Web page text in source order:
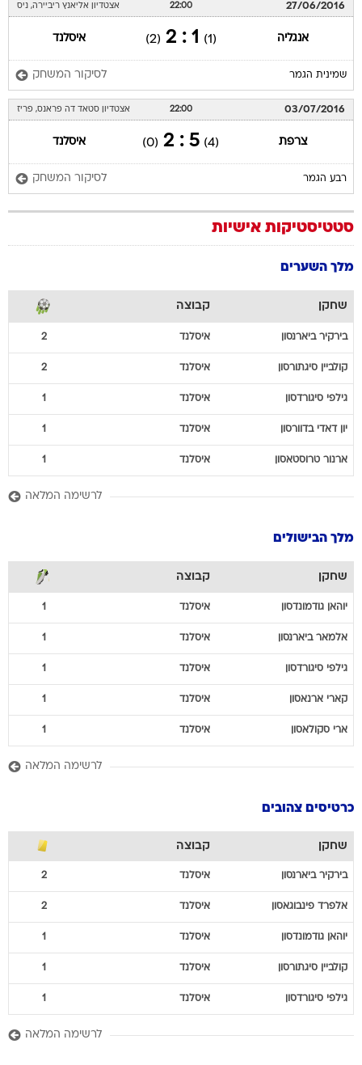
27/06/2016
22:00 אצטדיון אליאנץ ריביירה, ניס
אנגליה (1)
1 : 2
(2) איסלנד
שמינית הגמר לסיקור המשחק
03/07/2016
22:00 אצטדיון סטאד דה פראנס, פריז
צרפת (4)
5 : 2
(0) איסלנד
רבע הגמר לסיקור המשחק
סטטיסטיקות אישיות
מלך השערים
שחקן קבוצה
בירקיר ביארנסון איסלנד 2
קולביין סיגתורסון איסלנד 2
גילפי סיגורדסון איסלנד 1
יון דאדי בדוורסון איסלנד 1
ארנור טרוסטאסון איסלנד 1
לרשימה המלאה
מלך הבישולים
שחקן קבוצה
יוהאן גודמונדסון איסלנד 1
אלמאר ביארנסון איסלנד 1
גילפי סיגורדסון איסלנד 1
קארי ארנאסון איסלנד 1
ארי סקולאסון איסלנד 1
לרשימה המלאה
כרטיסים צהובים
שחקן קבוצה
בירקיר ביארנסון איסלנד 2
אלפרד פינבוגאסון איסלנד 2
יוהאן גודמונדסון איסלנד 1
קולביין סיגתורסון איסלנד 1
גילפי סיגורדסון איסלנד 1
לרשימה המלאה